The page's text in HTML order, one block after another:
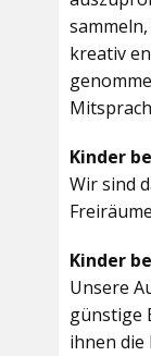
kreativ
Kinder
Wir sind
Kinder
Unsere
günstige
ihnen die